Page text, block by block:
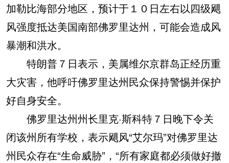
加勒比海部分地区，预计于１０日左右以四级飓
风强度抵达美国南部佛罗里达州，可能会造成风
暴潮和洪水。
特朗普７日表示，美属维尔京群岛正经历重
大灾害，他呼吁佛罗里达州民众保持警惕并保护
好自身安全。
佛罗里达州州长里克·斯科特７日晚下令关
闭该州所有学校，表示飓风“艾尔玛”对佛罗里达
州民众存在“生命威胁”，“所有家庭都必须做好撤